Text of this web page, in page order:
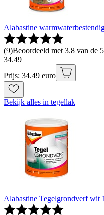
Alabastine
(9)Beoordeeld met 3.8 van de
34.49
Prijs: 34.49 euro
Bekijk alles in tegellak
Alabastine Tegelgrondverf wit